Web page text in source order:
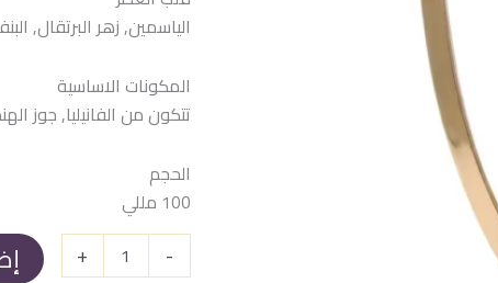
الياسمين, زهر البرتقال,
المكونات الاساسية
تتكون من الفانيليا, جوز
الحجم
100 مللي
-
+